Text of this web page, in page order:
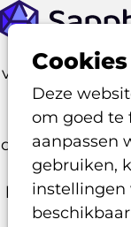
Deze
om goed te
aanpassen
gebruiken,
instellingen
verkopen via
Procurios
Sapphire
direct in het
automatisch
kortingen kunt